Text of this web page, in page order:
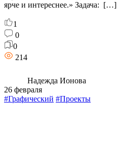
ярче и интереснее.» Задача: […]
1
0
0
214
Надежда Ионова
26 февраля
#Графический #Проекты